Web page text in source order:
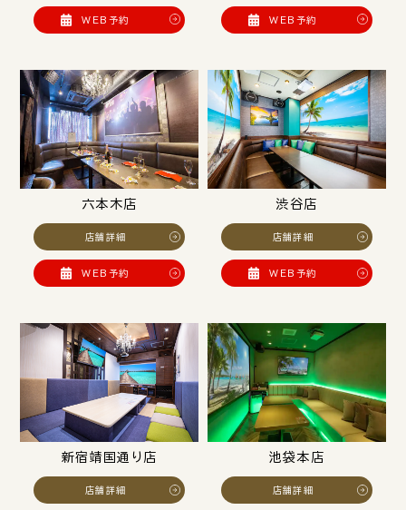
WEB予約 WEB予約
六本木店
店舗詳細
WEB予約
渋谷店
店舗詳細
WEB予約
新宿靖国通り店
店舗詳細
池袋本店
店舗詳細